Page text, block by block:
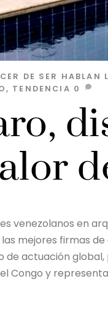
DE SER HABLAN
, TENDENCIA 0
venezolanos en
mejores firmas
de actuación
Congo y